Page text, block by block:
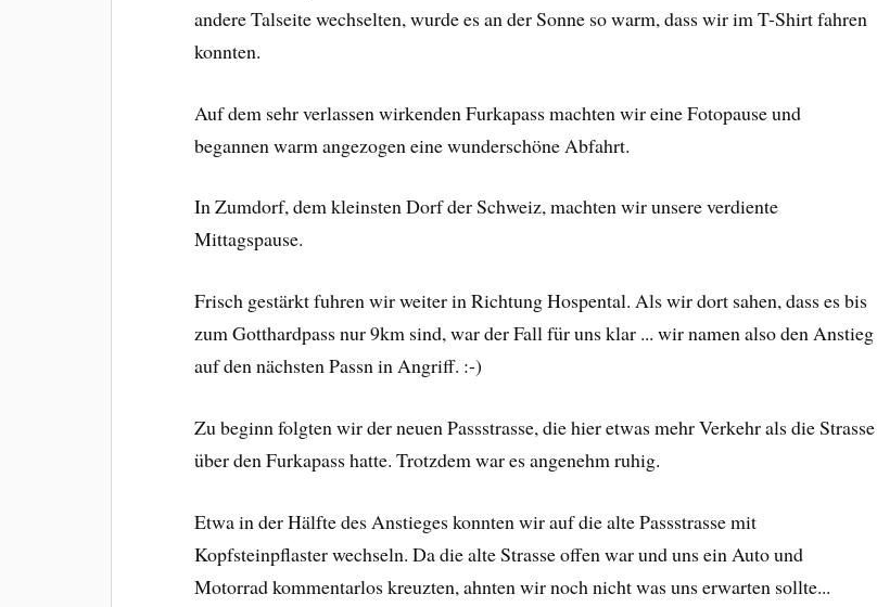
andere Talseite wechselten, wurde es an der Sonne so warm, dass wir im T-Shirt fahren
konnten.
Auf dem sehr verlassen wirkenden Furkapass machten wir eine Fotopause und
begannen warm angezogen eine wunderschöne Abfahrt.
In Zumdorf, dem kleinsten Dorf der Schweiz, machten wir unsere verdiente
Mittagspause.
Frisch gestärkt fuhren wir weiter in Richtung Hospental. Als wir dort sahen, dass es bis
zum Gotthardpass nur 9km sind, war der Fall für uns klar ... wir namen also den Anstieg
auf den nächsten Passn in Angriff. :-)
Zu beginn folgten wir der neuen Passstrasse, die hier etwas mehr Verkehr als die Strasse
über den Furkapass hatte. Trotzdem war es angenehm ruhig.
Etwa in der Hälfte des Anstieges konnten wir auf die alte Passstrasse mit
Kopfsteinpflaster wechseln. Da die alte Strasse offen war und uns ein Auto und
Motorrad kommentarlos kreuzten, ahnten wir noch nicht was uns erwarten sollte...